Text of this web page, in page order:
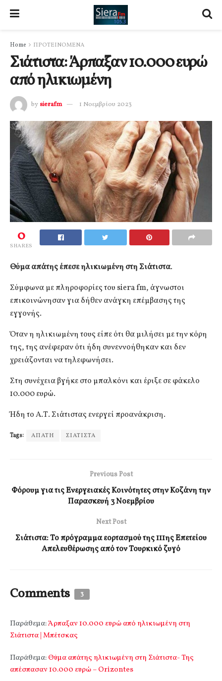
Home ΠΡΟΤΕΙΝΟΜΕΝΑ
Σιάτιστα: Άρπαξαν 10.000 ευρώ
από ηλικιωμένη
by sierafm 1 Νοεμβρίου 2023
0
SHARES
Θύμα απάτης έπεσε ηλικιωμένη στη Σιάτιστα.
Σύμφωνα με πληροφορίες του siera fm, άγνωστοι
επικοινώνησαν για δήθεν ανάγκη επέμβασης της
εγγονής.
Όταν η ηλικιωμένη τους είπε ότι θα μιλήσει με την κόρη
της, της ανέφεραν ότι ήδη συνεννοήθηκαν και δεν
χρειάζονται να τηλεφωνήσει.
Στη συνέχεια βγήκε στο μπαλκόνι και έριξε σε φάκελο
10.000 ευρώ.
Ήδη το Α.Τ. Σιάτιστας ενεργεί προανάκριση.
Tags: ΑΠΑΤΗ ΣΙΑΤΙΣΤΑ
Previous Post
Φόρουμ για τις Ενεργειακές Κοινότητες στην Κοζάνη την
Παρασκευή 3 Νοεμβρίου
Next Post
Σιάτιστα: Το πρόγραμμα εορτασμού της 111ης Επετείου
Απελευθέρωσης από τον Τουρκικό ζυγό
Comments 3
Παράθεμα:Άρπαξαν 10.000 ευρώ από ηλικιωμένη στη
Σιάτιστα | Μπέτσκας
Παράθεμα:Θύμα απάτης ηλικιωμένη στη Σιάτιστα- Της
απέσπασαν 10.000 ευρώ – Orizontes